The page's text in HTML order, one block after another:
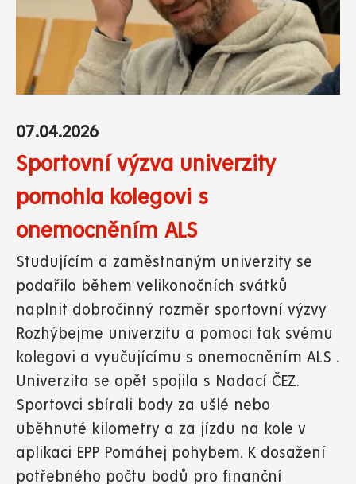
07.04.2026
Sportovní výzva univerzity
pomohla kolegovi s
onemocněním ALS
Studujícím a zaměstnaným univerzity se
podařilo během velikonočních svátků
naplnit dobročinný rozměr sportovní výzvy
Rozhýbejme univerzitu a pomoci tak svému
kolegovi a vyučujícímu s onemocněním ALS .
Univerzita se opět spojila s Nadací ČEZ.
Sportovci sbírali body za ušlé nebo
uběhnuté kilometry a za jízdu na kole v
aplikaci EPP Pomáhej pohybem. K dosažení
potřebného počtu bodů pro finanční